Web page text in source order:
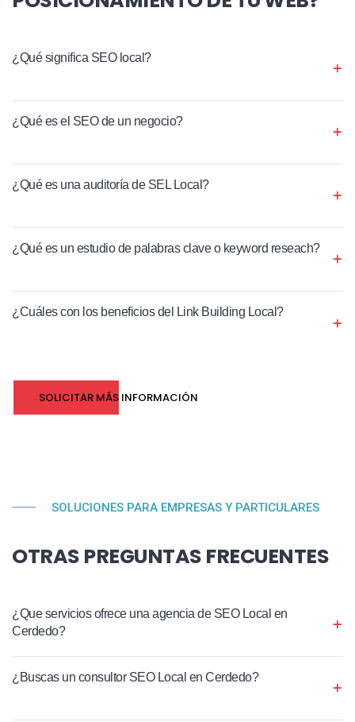
¿Qué significa SEO local?
¿Qué es el SEO de un negocio?
¿Qué es una auditoría de SEL Local?
¿Qué es un estudio de palabras clave o keyword reseach?
¿Cuáles con los beneficios del Link Building Local?
SOLICITAR MÁS INFORMACIÓN
SOLUCIONES PARA EMPRESAS Y PARTICULARES
OTRAS PREGUNTAS FRECUENTES
¿Que servicios ofrece una agencia de SEO Local en
Cerdedo?
¿Buscas un consultor SEO Local en Cerdedo?